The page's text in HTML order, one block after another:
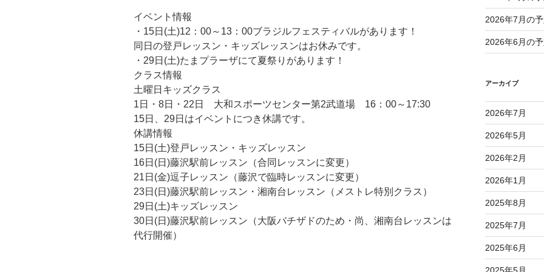
イベント情報
・15日(土)12：00～13： 00ブラジルフェスティバルがあります！
同日の登戸レッスン・キッズレッスンはお休みです。
・29日(土)たまプラーザにて夏祭りがあります！
クラス情報
土曜日キッズクラス
1日・8日・22日 大和スポーツセンター第2武道場 16：00～17:30
15日、29日はイベントにつき休講です。
休講情報
15日(土)登戸レッスン・キッズレッスン
16日(日)藤沢駅前レッスン（合同レッスンに変更）
21日(金)逗子レッスン（藤沢で臨時レッスンに変更）
23日(日)藤沢駅前レッスン・湘南台レッスン（ メストレ特別クラス）
29日(土)キッズレッスン
30日(日)藤沢駅前レッスン（大阪バチザドのため・ 尚、湘南台レッスンは
代行開催）
2026年7月の
2026年6月の
アーカイブ
2026年7月
2026年5月
2026年2月
2026年1月
2025年8月
2025年7月
2025年6月
2025年5月